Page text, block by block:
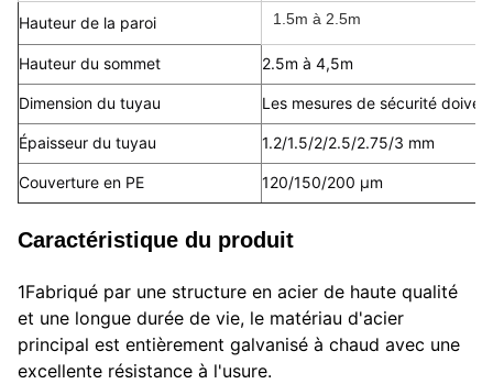
Hauteur de la paroi 1.5m à 2.5m
Hauteur du sommet 2.5m à 4,5m
Dimension du tuyau Les mesures de sécurité
Épaisseur du tuyau 1.2/1.5/2/2.5/2.75/3 mm
Couverture en PE 120/150/200 μm
Caractéristique du produit
1Fabriqué par une structure en acier de haute qualité
et une longue durée de vie, le matériau d'acier
principal est entièrement galvanisé à chaud avec une
excellente résistance à l'usure.